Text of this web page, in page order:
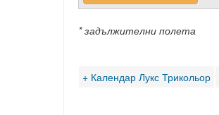
* задължителни полета
+ Календар Лукс Трикольор